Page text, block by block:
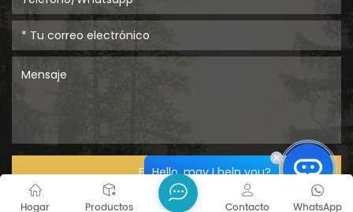
ENTREGAR
Hogar Productos WhatsApp
Contacto
Hello, may I help you?